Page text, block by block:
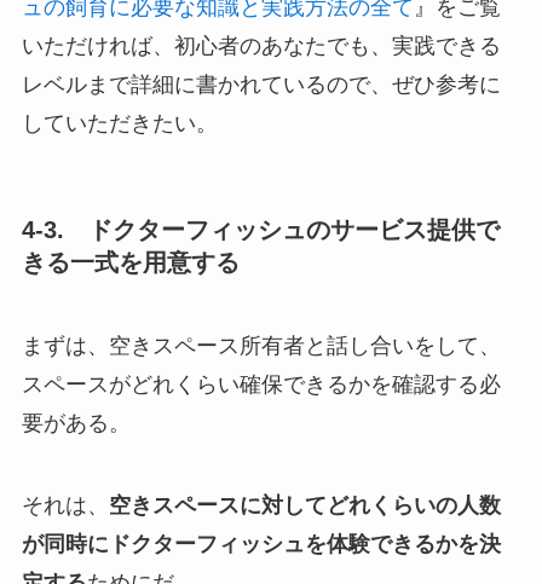
ュの飼育に必要な知識と実践方法の全て 』をご覧
いただければ、初心者のあなたでも、実践できる
レベルまで詳細に書かれているので、ぜひ参考に
していただきたい。
4-3. ドクターフィッシュのサービス提供で
きる一式を用意する
まずは、空きスペース所有者と話し合いをして、
スペースがどれくらい確保できるかを確認する必
要がある。
それは、 空きスペースに対してどれくらいの人数
が同時にドクターフィッシュを体験できるかを決